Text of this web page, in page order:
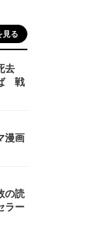
見る
去
戦
漫画
の読
ラー